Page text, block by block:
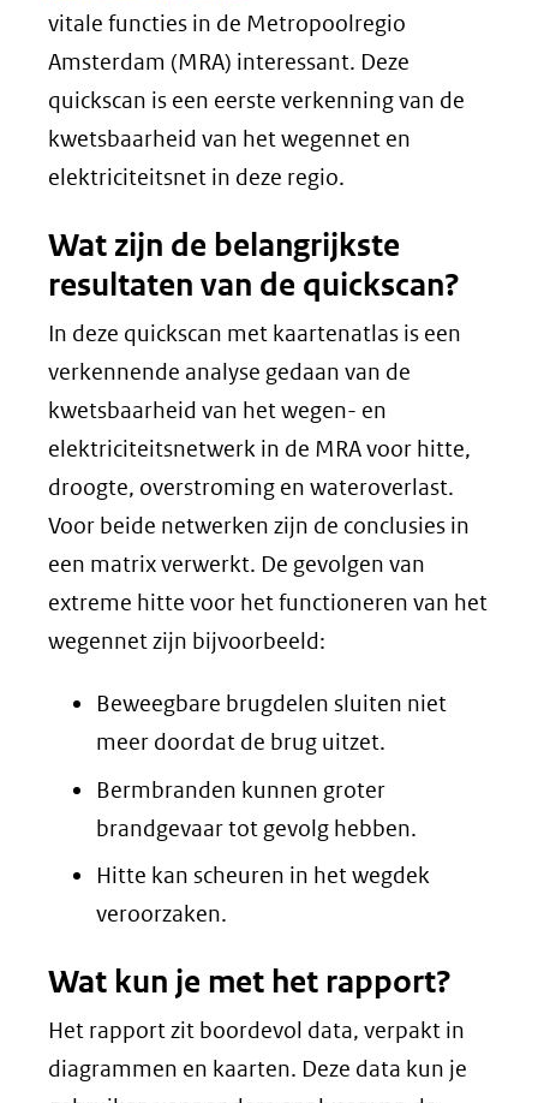
in
nieuw
venster)
(verwijst
naar
andere
website)
vitale functies in de Metropoolregio
Amsterdam (MRA) interessant. Deze
quickscan is een eerste verkenning van de
kwetsbaarheid van het wegennet en
elektriciteitsnet in deze regio.
Wat zijn de belangrijkste
resultaten van de quickscan?
In deze quickscan met kaartenatlas is een
verkennende analyse gedaan van de
kwetsbaarheid van het wegen- en
elektriciteitsnetwerk in de MRA voor hitte,
droogte, overstroming en wateroverlast.
Voor beide netwerken zijn de conclusies in
een matrix verwerkt. De gevolgen van
extreme hitte voor het functioneren van het
wegennet zijn bijvoorbeeld:
Beweegbare brugdelen sluiten niet
meer doordat de brug uitzet.
Bermbranden kunnen groter
brandgevaar tot gevolg hebben.
Hitte kan scheuren in het wegdek
veroorzaken.
Wat kun je met het rapport?
Het rapport zit boordevol data, verpakt in
diagrammen en kaarten. Deze data kun je